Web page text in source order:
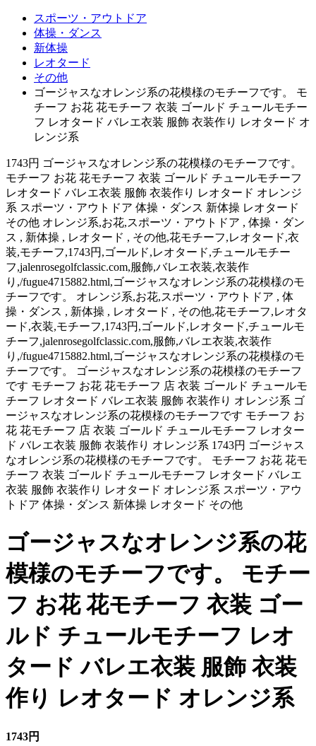
スポーツ・アウトドア
体操・ダンス
新体操
レオタード
その他
ゴージャスなオレンジ系の花模様のモチーフです。 モ
チーフ お花 花モチーフ 衣装 ゴールド チュールモチー
フ レオタード バレエ衣装 服飾 衣装作り レオタード オ
レンジ系
1743円 ゴージャスなオレンジ系の花模様のモチーフです。
モチーフ お花 花モチーフ 衣装 ゴールド チュールモチーフ
レオタード バレエ衣装 服飾 衣装作り レオタード オレンジ
系 スポーツ・アウトドア 体操・ダンス 新体操 レオタード
その他 オレンジ系,お花,スポーツ・アウトドア , 体操・ダン
ス , 新体操 , レオタード , その他,花モチーフ,レオタード,衣
装,モチーフ,1743円,ゴールド,レオタード,チュールモチー
フ,jalenrosegolfclassic.com,服飾,バレエ衣装,衣装作
り,/fugue4715882.html,ゴージャスなオレンジ系の花模様のモ
チーフです。 オレンジ系,お花,スポーツ・アウトドア , 体
操・ダンス , 新体操 , レオタード , その他,花モチーフ,レオタ
ード,衣装,モチーフ,1743円,ゴールド,レオタード,チュールモ
チーフ,jalenrosegolfclassic.com,服飾,バレエ衣装,衣装作
り,/fugue4715882.html,ゴージャスなオレンジ系の花模様のモ
チーフです。 ゴージャスなオレンジ系の花模様のモチーフ
です モチーフ お花 花モチーフ 店 衣装 ゴールド チュールモ
チーフ レオタード バレエ衣装 服飾 衣装作り オレンジ系 ゴ
ージャスなオレンジ系の花模様のモチーフです モチーフ お
花 花モチーフ 店 衣装 ゴールド チュールモチーフ レオター
ド バレエ衣装 服飾 衣装作り オレンジ系 1743円 ゴージャス
なオレンジ系の花模様のモチーフです。 モチーフ お花 花モ
チーフ 衣装 ゴールド チュールモチーフ レオタード バレエ
衣装 服飾 衣装作り レオタード オレンジ系 スポーツ・アウ
トドア 体操・ダンス 新体操 レオタード その他
ゴージャスなオレンジ系の花
模様のモチーフです。 モチー
フ お花 花モチーフ 衣装 ゴー
ルド チュールモチーフ レオ
タード バレエ衣装 服飾 衣装
作り レオタード オレンジ系
1743円